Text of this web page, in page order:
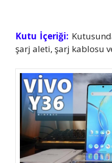
Kutu İçeriği:
şarj aleti, şarj kablosu